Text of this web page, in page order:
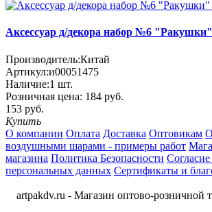
Аксессуар д/декора набор №6 "Ракушки"
Производитель:Китай
Артикул:и00051475
Наличие:1 шт.
Розничная цена: 184 руб.
153 руб.
Купить
О компании Оплата Доставка Оптовикам
воздушными шарами - примеры работ
магазина Политика Безопасности
персональных данных Сертификаты и
artpakdv.ru - Магазин оптово-